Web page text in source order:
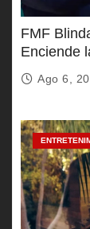
FMF
Enciende
Ago 6,